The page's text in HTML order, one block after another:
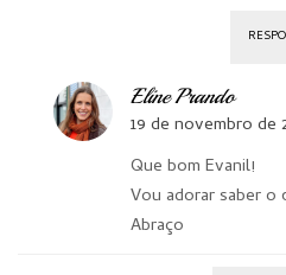
Eline Prando
19 de novembro de
Que bom Evanil!
Vou adorar saber
Abraço